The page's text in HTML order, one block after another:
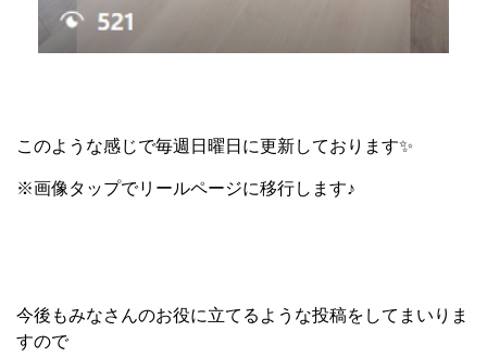
このような感じで毎週日曜日に更新しております✨
※画像タップでリールページに移行します♪
今後もみなさんのお役に立てるような投稿をしてまいりま
すので